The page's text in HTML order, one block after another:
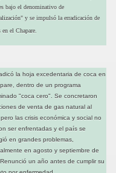
bajo el denominativo de
y se impulsó la erradicación de
en el Chapare.
la hoja excedentaria de coca en
dentro de un programa
"coca cero". Se concretaron
de venta de gas natural al
las crisis económica y social no
ser enfrentadas y el país se
en grandes problemas,
en agosto y septiembre de
un año antes de cumplir su